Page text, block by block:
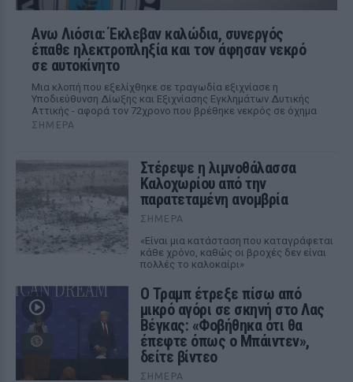
Ανω Λιόσια: Έκλεβαν καλώδια, συνεργός
έπαθε ηλεκτροπληξία και τον άφησαν νεκρό
σε αυτοκίνητο
Μια κλοπή που εξελίχθηκε σε τραγωδία εξιχνίασε η
Υποδιεύθυνση Δίωξης και Εξιχνίασης Εγκλημάτων Δυτικής
Αττικής - αφορά τον 72χρονο που βρέθηκε νεκρός σε όχημα
ΣΉΜΕΡΑ
Στέρεψε η λιμνοθάλασσα
Καλοχωρίου από την
παρατεταμένη ανομβρία
ΣΉΜΕΡΑ
«Είναι μια κατάσταση που καταγράφεται
κάθε χρόνο, καθώς οι βροχές δεν είναι
πολλές το καλοκαίρι»
Ο Τραμπ έτρεξε πίσω από
μικρό αγόρι σε σκηνή στο Λας
Βέγκας: «Φοβήθηκα ότι θα
έπεφτε όπως ο Μπάιντεν»,
δείτε βίντεο
ΣΉΜΕΡΑ